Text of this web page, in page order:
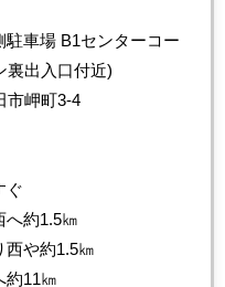
車場 B1センターコー
裏出入口付近)
市岬町3-4
ぐ
へ約1.5㎞
西や約1.5㎞
約11㎞